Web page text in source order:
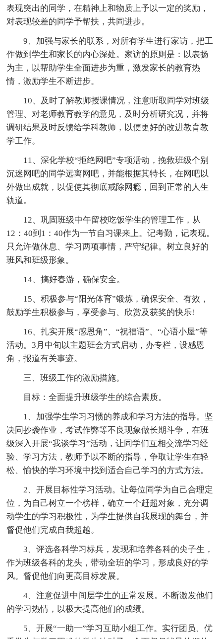
表现突出的同学，在精神上和物质上予以一定的奖励，
对表现较差的同学予帮扶，共同进步。
9、加强与家长的联系，对所有学生进行家访，把工
作做到学生和家长的内心深处。家访的原则是：以表扬
为主，以帮助学生全面进步为重，激发家长的教育热
情，激励学生不断进步。
10、及时了解教师授课情况，注意听取同学对班级
管理、对老师教育教学的意见，及时分析研究况，并将
调研结果及时反馈给学科教师，以便更好的改进教育教
学工作。
11、深化学校“拒绝网吧”专项活动，挽救班级个别
沉迷网吧的同学远离网吧，并能根据其特长，在网吧以
外做出成就，以促使其彻底戒除网瘾，回到正常的人生
轨道。
12、巩固班级中午留校吃饭学生的管理工作，从
12：40到1：40作为一节自习课来上。记考勤，记表现。
只允许做休息、学习两项事情，严守纪律。树立良好的
班风和班级形象。
14、搞好春游，确保安全。
15、积极参与“阳光体育”锻炼，确保安全、有效，
鼓励学生积极参与，享受参与、欣赏及获奖的快乐!
16、扎实开展“感恩角”、“祝福语”、“心语小屋”等
活动。3月中旬以主题班会方式启动，办专栏，设感恩
角，报道有关事迹。
三、班级工作的激励措施。
目标：全面提升班级学生的综合素质。
1、加强学生学习习惯的养成和学习方法的指导。坚
决同抄袭作业，考试作弊等不良现象做长期斗争，在班
级深入开展“我谈学习”活动，让同学们互相交流学习经
验、学习方法，教师予以不断的指导，争取让学生在轻
松、愉快的学习环境中找到适合自己学习的方式方法。
2、开展目标性学习活动。让每位同学为自己合理定
位，为自己树立一个榜样，确立一个赶超对象，充分调
动学生的学习积极性，为学生提供自我展现的舞台，并
督促他们完成自我超越。
3、评选各科学习标兵，发现和培养各科的尖子生，
作为班级各科的龙头，带动全班的学习，形成良好的学
风。督促他们向更高目标发展。
4、注意促进中间层学生的正常发展。不断激发他们
的学习热情，以极大提高他们的成绩。
5、开展“一助一”学习互助小组工作。实行团员、优